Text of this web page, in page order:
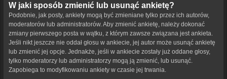
W jaki sposób zmienić lub usunąć ankietę?
Podobnie, jak posty, ankiety mogą być zmieniane tylko przez ich autorów,
moderatorów lub administratorów. Aby zmienić ankietę, należy dokonać
zmiany pierwszego posta w wątku, z którym zawsze związana jest ankieta.
Jeśli nikt jeszcze nie oddał głosu w ankiecie, jej autor może usunąć ankietę
lub zmienić jej opcje. Jednakże, jeśli w ankiecie zostały już oddane głosy,
tylko moderatorzy lub administratorzy mogą ją zmienić, lub usunąć.
Zapobiega to modyfikowaniu ankiety w czasie jej trwania.